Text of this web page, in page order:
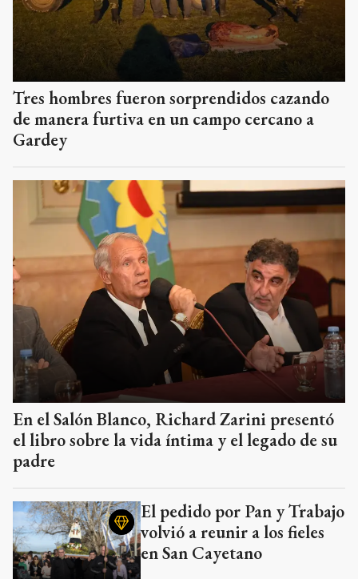
Tres hombres fueron sorprendidos cazando
de manera furtiva en un campo cercano a
Gardey
En el Salón Blanco, Richard Zarini presentó
el libro sobre la vida íntima y el legado de su
padre
El pedido por Pan y Trabajo
volvió a reunir a los fieles
en San Cayetano